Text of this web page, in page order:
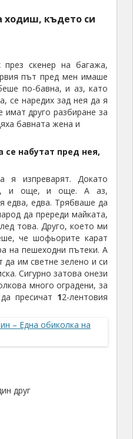
път пред мен имаше
по-бавна, и аз, като
се наредих зад нея да я
имат друго разбиране за
бавната жена и
и още, и още. А аз,
едва, едва. Трябваше да
да пререди майката,
това. Друго, което ми
че шофьорите карат
на пешеходни пътеки. А
им светне зелено и си
Сигурно затова онези
много оградени, за
пресичат12-лентовия